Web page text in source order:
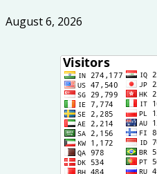
August 6, 2026